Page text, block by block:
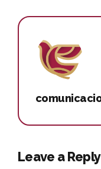
Leave a Reply